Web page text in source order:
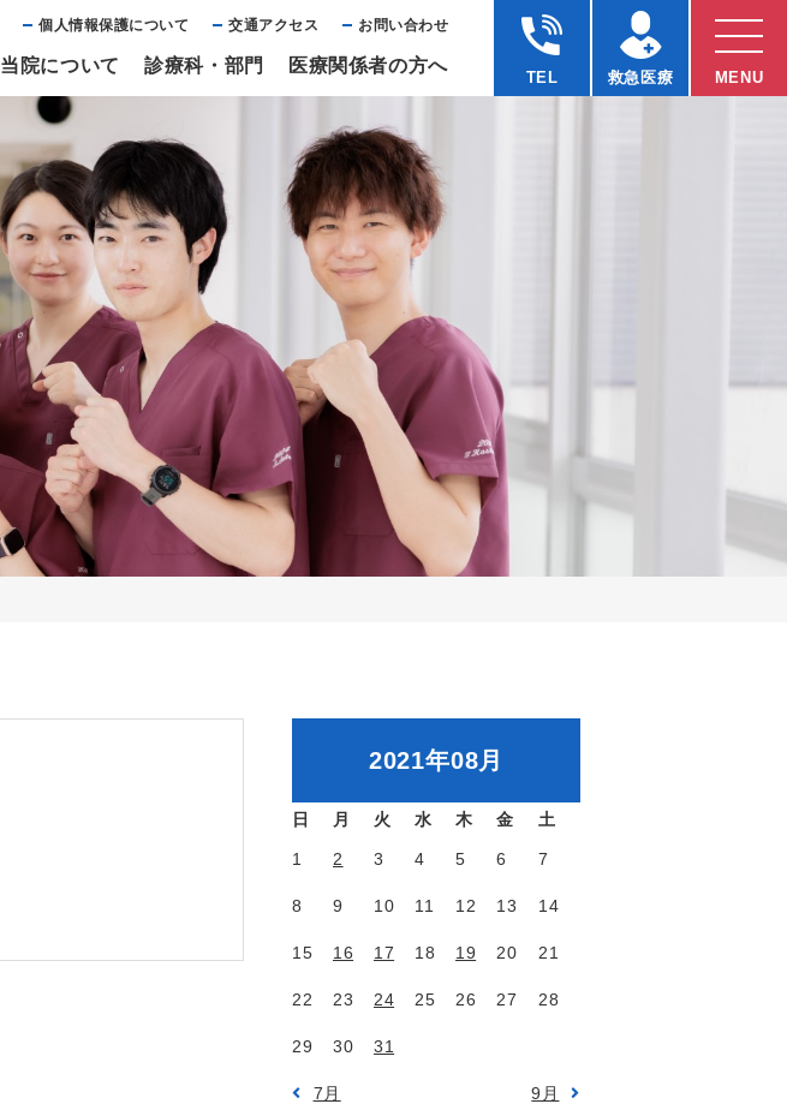
個⼈情報保護について 交通アクセス お問い合わせ
当院について 診療科・部⾨ 医療関係者の⽅へ
TEL 救急医療 MENU
2021年08月
日 月 火 水 木 金 土
7月 9月
1 2 3 4 5 6 7
8 9 10 11 12 13 14
15 16 17 18 19 20 21
22 23 24 25 26 27 28
29 30 31